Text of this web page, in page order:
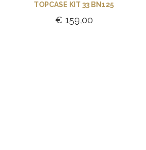
TOPCASE KIT 33 BN125
€ 159,00